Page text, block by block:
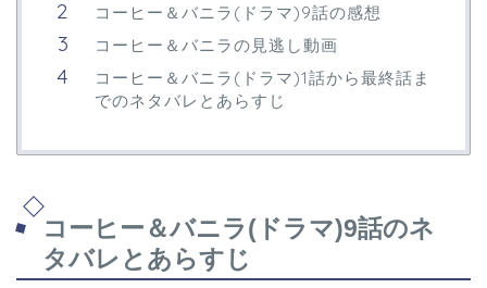
コーヒー＆バニラ(ドラマ)9話の感想
コーヒー＆バニラの見逃し動画
コーヒー＆バニラ(ドラマ)1話から最終話ま
でのネタバレとあらすじ
コーヒー＆バニラ(ドラマ)9話のネ
タバレとあらすじ